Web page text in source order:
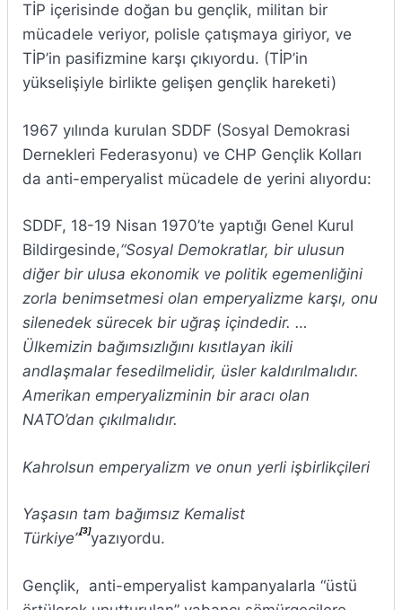
TİP içerisinde doğan bu gençlik, militan bir
mücadele veriyor, polisle çatışmaya giriyor, ve
TİP’in pasifizmine karşı çıkıyordu. (TİP’in
yükselişiyle birlikte gelişen gençlik hareketi)
1967 yılında kurulan SDDF (Sosyal Demokrasi
Dernekleri Federasyonu) ve CHP Gençlik Kolları
da anti-emperyalist mücadele de yerini alıyordu:
SDDF, 18-19 Nisan 1970’te yaptığı Genel Kurul
Bildirgesinde,“Sosyal Demokratlar, bir ulusun
diğer bir ulusa ekonomik ve politik egemenliğini
zorla benimsetmesi olan emperyalizme karşı, onu
silenedek sürecek bir uğraş içindedir. …
Ülkemizin bağımsızlığını kısıtlayan ikili
andlaşmalar fesedilmelidir, üsler kaldırılmalıdır.
Amerikan emperyalizminin bir aracı olan
NATO’dan çıkılmalıdır.
Kahrolsun emperyalizm ve onun yerli işbirlikçileri
Yaşasın tam bağımsız Kemalist
Türkiye”[3]yazıyordu.
Gençlik, anti-emperyalist kampanyalarla “üstü